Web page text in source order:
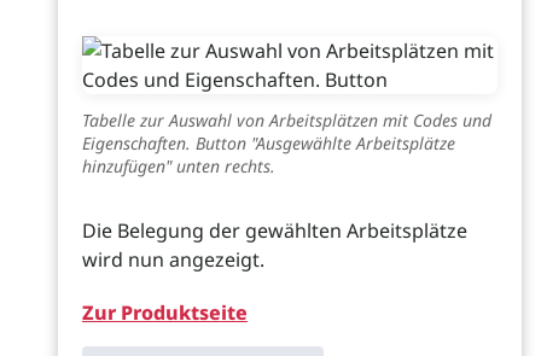
Tabelle zur Auswahl von Arbeitsplätzen mit Codes und
Eigenschaften. Button "Ausgewählte Arbeitsplätze
hinzufügen" unten rechts.
Die Belegung der gewählten Arbeitsplätze
wird nun angezeigt.
Zur Produktseite